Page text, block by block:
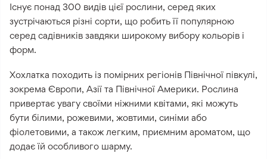
Існує понад 300 видів цієї рослини, серед яких
зустрічаються різні сорти, що робить її популярною
серед садівників завдяки широкому вибору кольорів і
форм.
Хохлатка походить із помірних регіонів Північної півкулі,
зокрема Європи, Азії та Північної Америки. Рослина
привертає увагу своїми ніжними квітами, які можуть
бути білими, рожевими, жовтими, синіми або
фіолетовими, а також легким, приємним ароматом, що
додає їй особливого шарму.